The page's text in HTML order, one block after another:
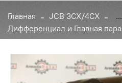
Главная JCB 3CX/4CX
...
Дифференциал и Главная пара